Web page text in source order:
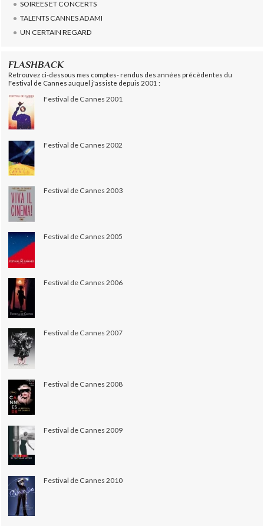
SOIREES ET CONCERTS
TALENTS CANNES ADAMI
UN CERTAIN REGARD
FLASHBACK
Retrouvez ci-dessous mes comptes- rendus des années précèdentes du
Festival de Cannes auquel j'assiste depuis 2001 :
Festival de Cannes 2001
Festival de Cannes 2002
Festival de Cannes 2003
Festival de Cannes 2005
Festival de Cannes 2006
Festival de Cannes 2007
Festival de Cannes 2008
Festival de Cannes 2009
Festival de Cannes 2010